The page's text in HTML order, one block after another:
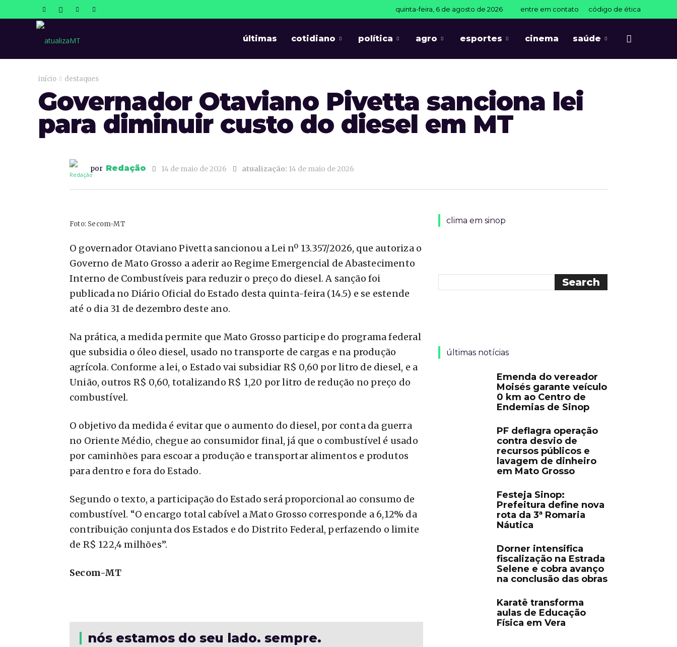
quinta-feira, 6 de agosto de 2026 entre em contato código de ética
últimas cotidiano política agro esportes cinema saúde
início destaques
Governador Otaviano Pivetta sanciona lei
para diminuir custo do diesel em MT
por Redação 14 de maio de 2026 atualização: 14 de maio de 2026
Foto: Secom-MT
O governador Otaviano Pivetta sancionou a Lei nº 13.357/2026, que autoriza o
Governo de Mato Grosso a aderir ao Regime Emergencial de Abastecimento
Interno de Combustíveis para reduzir o preço do diesel. A sanção foi
publicada no Diário Oficial do Estado desta quinta-feira (14.5) e se estende
até o dia 31 de dezembro deste ano.
Na prática, a medida permite que Mato Grosso participe do programa federal
que subsidia o óleo diesel, usado no transporte de cargas e na produção
agrícola. Conforme a lei, o Estado vai subsidiar R$ 0,60 por litro de diesel, e a
União, outros R$ 0,60, totalizando R$ 1,20 por litro de redução no preço do
combustível.
O objetivo da medida é evitar que o aumento do diesel, por conta da guerra
no Oriente Médio, chegue ao consumidor final, já que o combustível é usado
por caminhões para escoar a produção e transportar alimentos e produtos
para dentro e fora do Estado.
Segundo o texto, a participação do Estado será proporcional ao consumo de
combustível. “O encargo total cabível a Mato Grosso corresponde a 6,12% da
contribuição conjunta dos Estados e do Distrito Federal, perfazendo o limite
de R$ 122,4 milhões”.
Secom-MT
nós estamos do seu lado. sempre.
clima em sinop
últimas notícias
Emenda do vereador
Moisés garante veículo
0 km ao Centro de
Endemias de Sinop
PF deflagra operação
contra desvio de
recursos públicos e
lavagem de dinheiro
em Mato Grosso
Festeja Sinop:
Prefeitura define nova
rota da 3ª Romaria
Náutica
Dorner intensifica
fiscalização na Estrada
Selene e cobra avanço
na conclusão das obras
Karatê transforma
aulas de Educação
Física em Vera